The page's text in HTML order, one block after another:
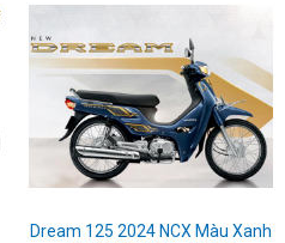
Dream 125 2024 NCX Màu Xanh